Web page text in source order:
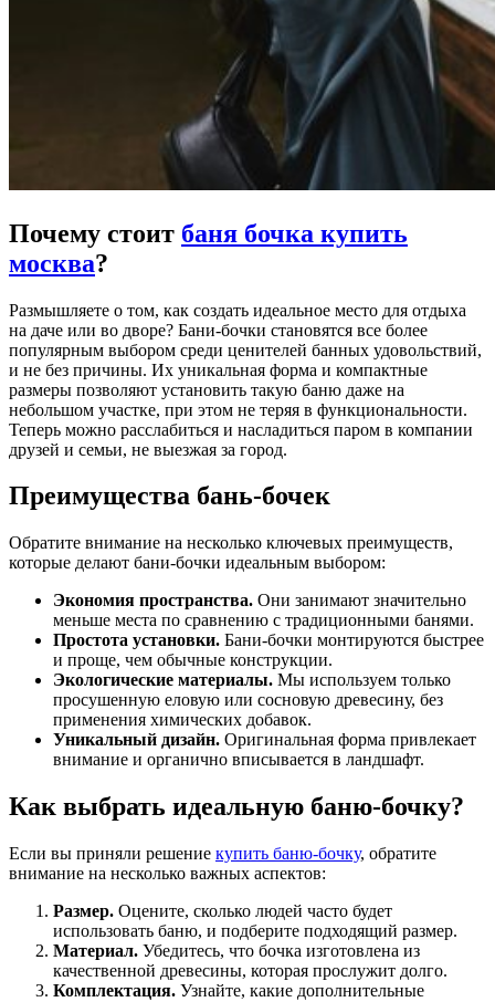
Почему стоит баня бочка купить
москва?
Размышляете о том, как создать идеальное место для отдыха
на даче или во дворе? Бани-бочки становятся все более
популярным выбором среди ценителей банных удовольствий,
и не без причины. Их уникальная форма и компактные
размеры позволяют установить такую баню даже на
небольшом участке, при этом не теряя в функциональности.
Теперь можно расслабиться и насладиться паром в компании
друзей и семьи, не выезжая за город.
Преимущества бань-бочек
Обратите внимание на несколько ключевых преимуществ,
которые делают бани-бочки идеальным выбором:
Экономия пространства. Они занимают значительно
меньше места по сравнению с традиционными банями.
Простота установки. Бани-бочки монтируются быстрее
и проще, чем обычные конструкции.
Экологические материалы. Мы используем только
просушенную еловую или сосновую древесину, без
применения химических добавок.
Уникальный дизайн. Оригинальная форма привлекает
внимание и органично вписывается в ландшафт.
Как выбрать идеальную баню-бочку?
Если вы приняли решение купить баню-бочку, обратите
внимание на несколько важных аспектов:
Размер. Оцените, сколько людей часто будет
использовать баню, и подберите подходящий размер.
Материал. Убедитесь, что бочка изготовлена из
качественной древесины, которая прослужит долго.
Комплектация. Узнайте, какие дополнительные